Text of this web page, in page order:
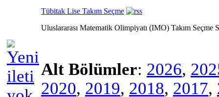
Tübitak Lise Takım Seçme
Uluslararası Matematik Olimpiyatı (IMO) Takım Seçme
Alt Bölümler: 2026,
2020, 2019, 2018, 2017,